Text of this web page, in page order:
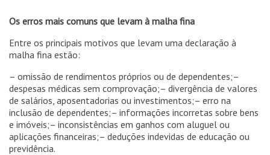
Os erros mais comuns que levam à malha fina
Entre os principais motivos que levam uma declaração à
malha fina estão:
– omissão de rendimentos próprios ou de dependentes;–
despesas médicas sem comprovação;– divergência de valores
de salários, aposentadorias ou investimentos;– erro na
inclusão de dependentes;– informações incorretas sobre bens
e imóveis;– inconsistências em ganhos com aluguel ou
aplicações financeiras;– deduções indevidas de educação ou
previdência.